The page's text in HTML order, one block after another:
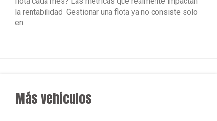
la rentabilidad Gestionar una flota ya no consiste solo
en
Más vehículos